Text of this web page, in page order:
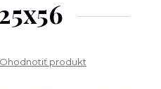
Ohodnotiť produkt